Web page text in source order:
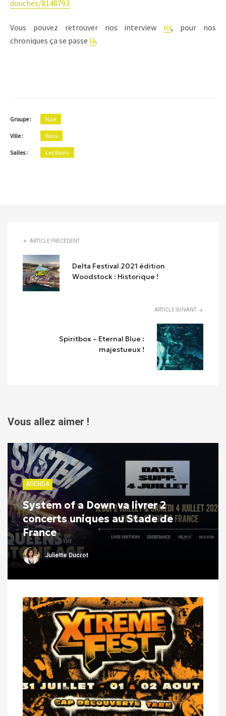
douches/8148793
Vous pouvez retrouver nos interview ici, pour nos
chroniques ça se passe là.
Groupe : Naë
Ville : Paris
Salles : Les Bains
ARTICLE PRÉCÉDENT
Delta Festival 2021 édition
Woodstock : Historique !
ARTICLE SUIVANT
Spiritbox – Eternal Blue :
majestueux !
Vous allez aimer !
AGENDA
System of a Down va livrer 2
concerts uniques au Stade de
France
Juliette Ducrot